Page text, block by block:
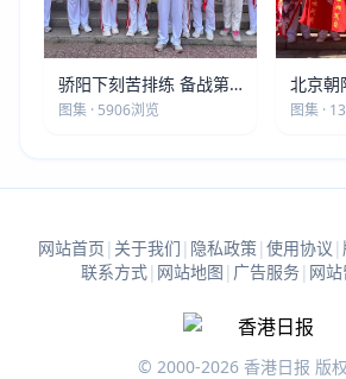
骄阳下刻苦排练 备战第
五届莫斯科世界大健康运
图集 · 5906浏览
北京朝
营”建
图集 ·
网站首页 | 关于我们 | 隐私政策| 使用协议 |
联系方式| 网站地图 | 广告服务| 网
© 2000-2026 香港日报 版